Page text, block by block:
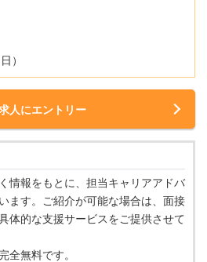
）
人にエントリー
情報をもとに、担当キャリアアドバ
ます。ご紹介が可能な場合は、面接
体的な支援サービスをご提供させて
全無料です。